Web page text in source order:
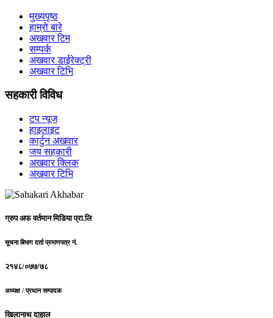
मुख्यपृष्ठ
हाम्रो बारे
अखवार टिम
सम्पर्क
अखवार डाईरेक्ट्री
अखवार टिभि
सहकारी विविध
टप न्यूज
हाइलाइट
कार्टुन अखवार
जय सहकारी
अखवार क्लिक
अखवार टिभि
ग्रुप अफ वर्तमान मिडिया प्रा.लि
सूचना बिभाग दर्ता प्रमाणपत्र नं.
२१४८/०७७/७८
अध्यक्ष / प्रधान सम्पादक
खिलानाथ दाहाल